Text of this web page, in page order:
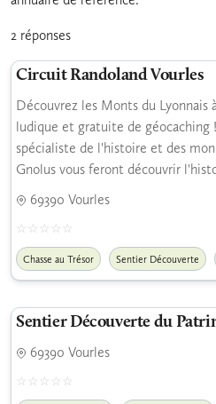
2 réponses
Circuit Randoland Vourles
Découvrez les Monts du Lyonnais
ludique et gratuite de géocaching
spécialiste de l'histoire et des
Gnolus vous feront découvrir
69390 Vourles
Chasse au Trésor Sentier Découverte
Sentier Découverte du
69390 Vourles